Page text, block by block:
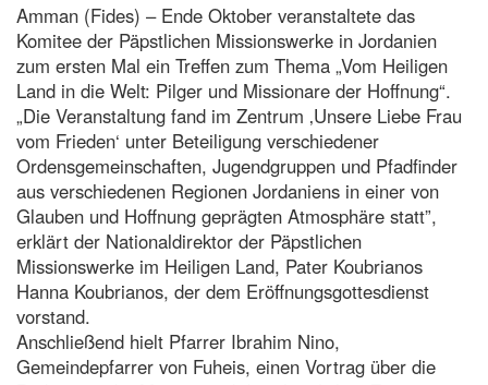
Amman (Fides) – Ende Oktober veranstaltete das
Komitee der Päpstlichen Missionswerke in Jordanien
zum ersten Mal ein Treffen zum Thema „Vom Heiligen
Land in die Welt: Pilger und Missionare der Hoffnung“.
„Die Veranstaltung fand im Zentrum ‚Unsere Liebe Frau
vom Frieden‘ unter Beteiligung verschiedener
Ordensgemeinschaften, Jugendgruppen und Pfadfinder
aus verschiedenen Regionen Jordaniens in einer von
Glauben und Hoffnung geprägten Atmosphäre statt”,
erklärt der Nationaldirektor der Päpstlichen
Missionswerke im Heiligen Land, Pater Koubrianos
Hanna Koubrianos, der dem Eröffnungsgottesdienst
vorstand.
Anschließend hielt Pfarrer Ibrahim Nino,
Gemeindepfarrer von Fuheis, einen Vortrag über die